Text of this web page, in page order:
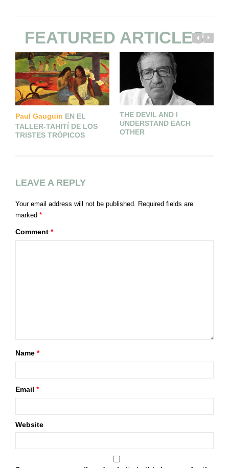
FEATURED ARTICLES
Paul Gauguin EN EL
TALLER-TAHITÍ DE LOS
TRISTES TRÓPICOS
THE DEVIL AND I
UNDERSTAND EACH
OTHER
LEAVE A REPLY
Your email address will not be published.
Required fields are
marked *
Comment *
Name *
Email *
Website